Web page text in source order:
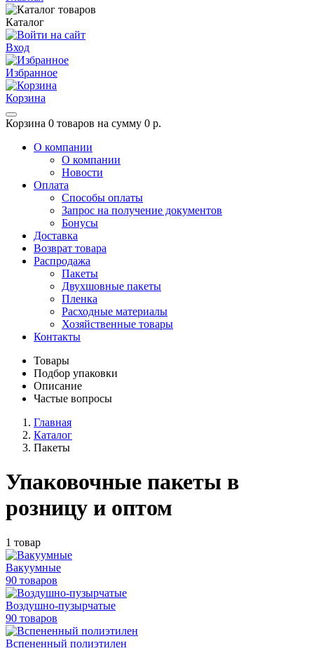
Каталог
Вход
Избранное
Корзина
Корзина 0 товаров на сумму 0 р.
О компании
О компании
Новости
Оплата
Способы оплаты
Запрос на получение документов
Бонусы
Доставка
Возврат товара
Распродажа
Пакеты
Двухшовные пакеты
Пленка
Расходные материалы
Хозяйственные товары
Контакты
Товары
Подбор упаковки
Описание
Частые вопросы
Главная
Каталог
Пакеты
Упаковочные пакеты в
розницу и оптом
1 товар
Вакуумные
90 товаров
Воздушно-пузырчатые
90 товаров
Вспененный полиэтилен